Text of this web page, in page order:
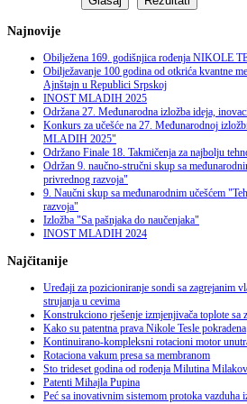
Najnovije
Obilježena 169. godišnjica rođenja NIKOLE
Obilježavanje 100 godina od otkrića kvantne
Ajnštajn u Republici Srpskoj
INOST MLADIH 2025
Održana 27. Međunarodna izložba ideja,
Konkurs za učešće na 27. Međunarodnoj
MLADIH 2025"
Održano Finale 18. Takmičenja za najbolju
Održan 9. naučno-stručni skup sa
privrednog razvoja"
9. Naučni skup sa međunarodnim učešćem
razvoja"
Izložba "Sa pašnjaka do naučenjaka"
INOST MLADIH 2024
Najčitanije
Uređaji za pozicioniranje sondi sa zagrejanim
strujanja u cevima
Konstrukciono rješenje izmjenjivača toplote sa
Kako su patentna prava Nikole Tesle pokradena
Kontinuirano-kompleksni rotacioni motor
Rotaciona vakum presa sa membranom
Sto trideset godina od rođenja Milutina
Patenti Mihajla Pupina
Peć sa inovativnim sistemom protoka vazduha